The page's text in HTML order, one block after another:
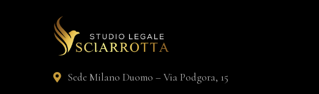
Sede Milano Duomo – Via Podgora, 15